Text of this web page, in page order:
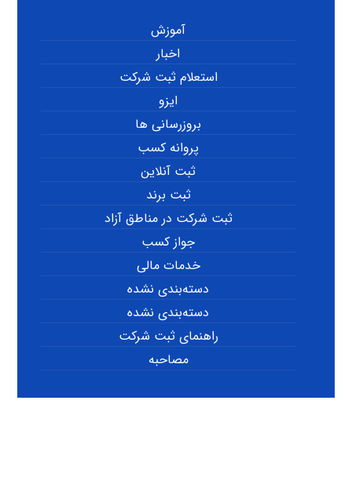
آموزش
اخبار
استعلام ثبت شرکت
ایزو
بروزرسانی ها
پروانه کسب
ثبت آنلاین
ثبت برند
ثبت شرکت در مناطق آزاد
جواز کسب
خدمات مالی
دسته‌بندی نشده
دسته‌بندی نشده
راهنمای ثبت شرکت
مصاحبه